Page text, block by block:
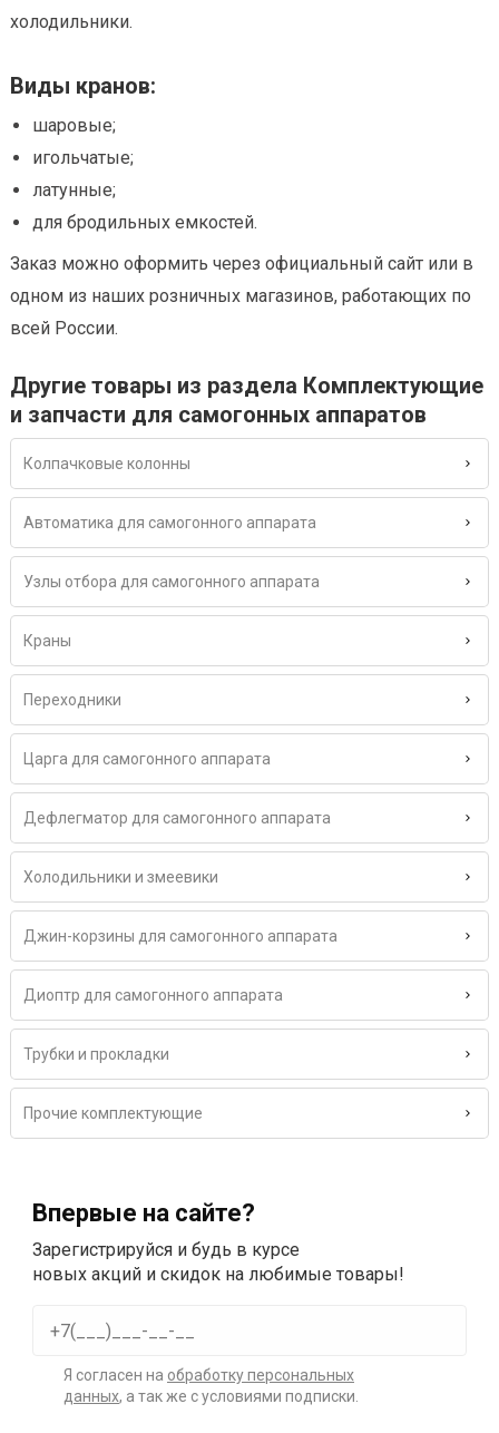
холодильники.
Виды кранов:
шаровые;
игольчатые;
латунные;
для бродильных емкостей.
Заказ можно оформить через официальный сайт или в
одном из наших розничных магазинов, работающих по
всей России.
Другие товары из раздела Комплектующие
и запчасти для самогонных аппаратов
Колпачковые колонны
Автоматика для самогонного аппарата
Узлы отбора для самогонного аппарата
Краны
Переходники
Царга для самогонного аппарата
Дефлегматор для самогонного аппарата
Холодильники и змеевики
Джин-корзины для самогонного аппарата
Диоптр для самогонного аппарата
Трубки и прокладки
Прочие комплектующие
Впервые на сайте?
Зарегистрируйся и будь в курсе
новых акций и скидок на любимые товары!
Я согласен на обработку персональных
данных, а так же с условиями подписки.